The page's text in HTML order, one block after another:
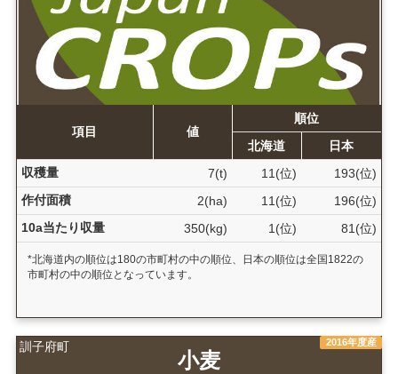
項目 値
順位
北海道
日本
収穫量
7(t) 11(位)
193(位)
作付面積
2(ha) 11(位)
196(位)
10a当たり収量
350(kg) 1(位) 81(位)
*北海道内の順位は180の市町村の中の順位、日本の順位は全国1822の
市町村の中の順位となっています。
訓子府町 2016年度産
小麦